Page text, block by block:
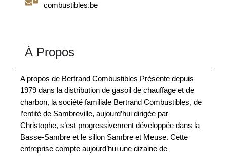
combustibles.be
À Propos
A propos de Bertrand Combustibles Présente depuis
1979 dans la distribution de gasoil de chauffage et de
charbon, la société familiale Bertrand Combustibles, de
l’entité de Sambreville, aujourd’hui dirigée par
Christophe, s’est progressivement développée dans la
Basse-Sambre et le sillon Sambre et Meuse. Cette
entreprise compte aujourd’hui une dizaine de